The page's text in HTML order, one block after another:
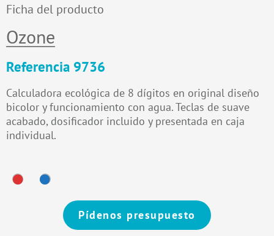
Ficha del producto
Ozone
Referencia 9736
Calculadora ecológica de 8 dígitos en original diseño
bicolor y funcionamiento con agua. Teclas de suave
acabado, dosificador incluido y presentada en caja
individual.
Pídenos presupuesto